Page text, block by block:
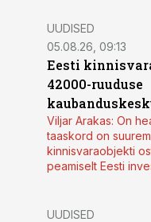
UUDISED
05.08.26, 09:13
Eesti
42000-ruuduse
Viljar Arakas: On
taaskord on
kinnisvaraobjekti
peamiselt Eesti
UUDISED